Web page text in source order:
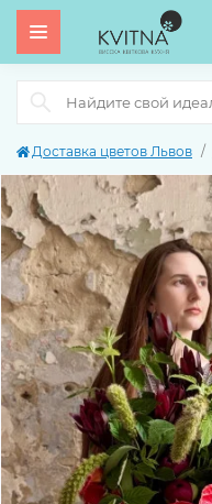
Доставка цветов Львов